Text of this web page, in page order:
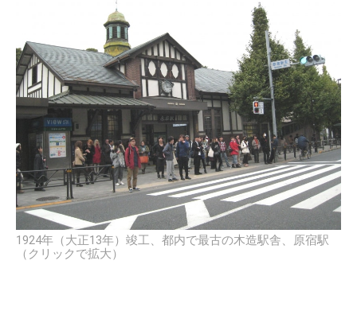
1924年（大正13年）竣工、都内で最古の木造駅舎、原宿駅
（クリックで拡大）